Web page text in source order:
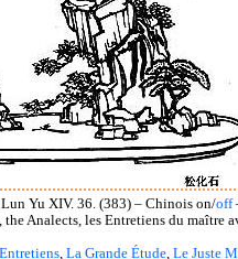
Yu XIV. 36. (383) – Chinois on/off
Analects, les Entretiens du maître
La Grande Étude Le Juste